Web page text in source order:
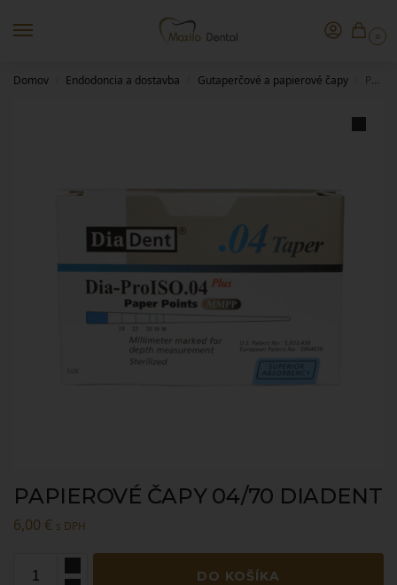
0
Domov Endodoncia a dostavba Gutaperčové a papierové čapy Papierové čapy 04/70 DiaDent
PAPIEROVÉ ČAPY 04/70 DIADENT
6,00 € s DPH
DO KOŠÍKA